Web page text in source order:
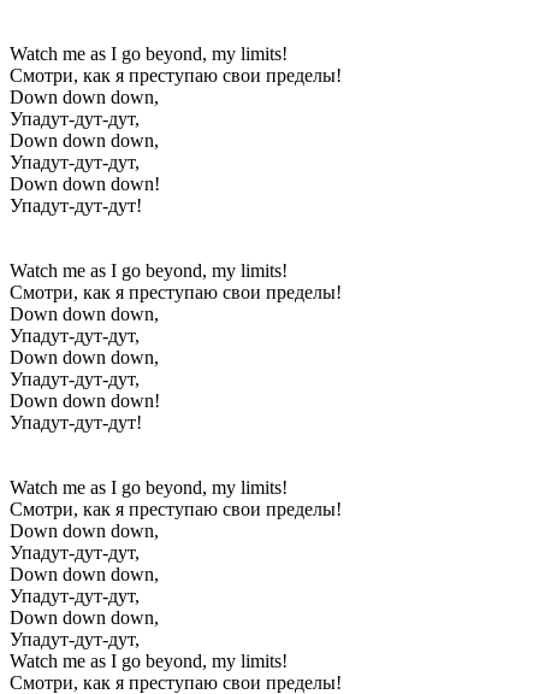
Watch me as I go beyond, my limits!
Смотри, как я преступаю свои пределы!
Down down down,
Упадут-дут-дут,
Down down down,
Упадут-дут-дут,
Down down down!
Упадут-дут-дут!
Watch me as I go beyond, my limits!
Смотри, как я преступаю свои пределы!
Down down down,
Упадут-дут-дут,
Down down down,
Упадут-дут-дут,
Down down down!
Упадут-дут-дут!
Watch me as I go beyond, my limits!
Смотри, как я преступаю свои пределы!
Down down down,
Упадут-дут-дут,
Down down down,
Упадут-дут-дут,
Down down down,
Упадут-дут-дут,
Watch me as I go beyond, my limits!
Смотри, как я преступаю свои пределы!